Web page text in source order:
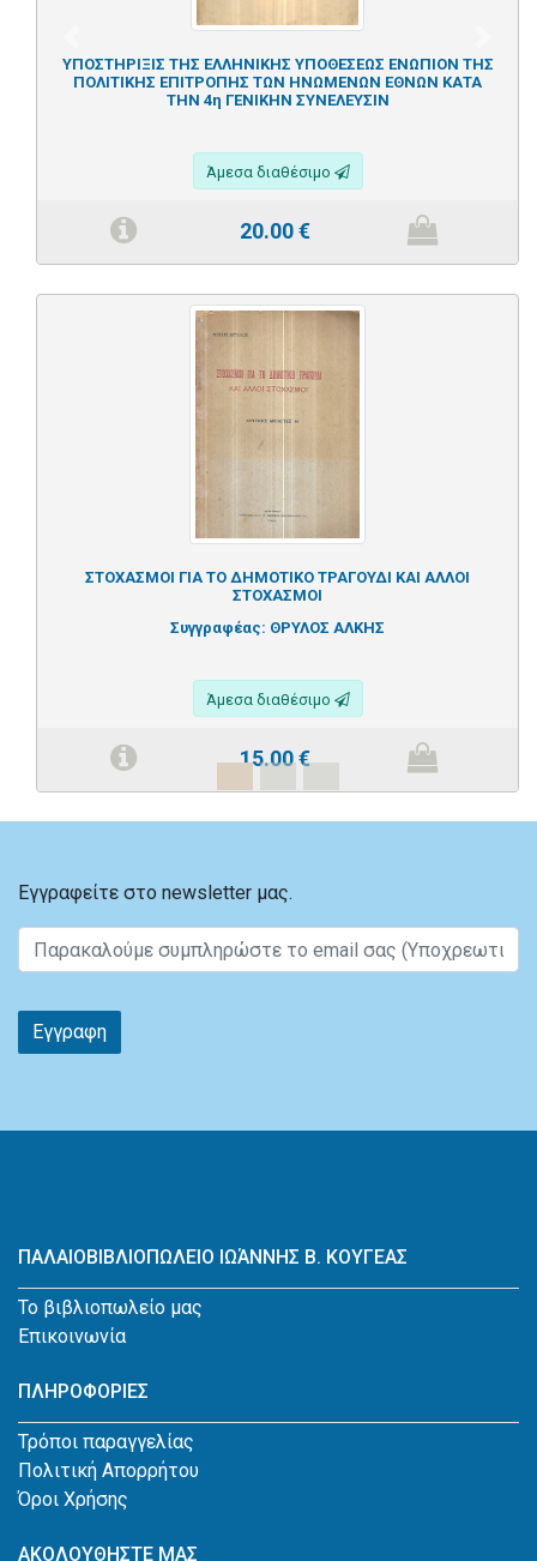
ΥΠΟΣΤΗΡΙΞΙΣ ΤΗΣ ΕΛΛΗΝΙΚΗΣ ΥΠΟΘΕΣΕΩΣ ΕΝΩΠΙΟΝ ΤΗΣ
ΠΟΛΙΤΙΚΗΣ ΕΠΙΤΡΟΠΗΣ ΤΩΝ ΗΝΩΜΕΝΩΝ ΕΘΝΩΝ ΚΑΤΑ
ΤΗΝ 4η ΓΕΝΙΚΗΝ ΣΥΝΕΛΕΥΣΙΝ
Άμεσα διαθέσιμο
20.00€
ΣΤΟΧΑΣΜΟΙ ΓΙΑ ΤΟ ΔΗΜΟΤΙΚΟ ΤΡΑΓΟΥΔΙ ΚΑΙ ΑΛΛΟΙ
ΣΤΟΧΑΣΜΟΙ
Συγγραφέας: ΘΡΥΛΟΣ ΑΛΚΗΣ
Άμεσα διαθέσιμο
15.00€
Εγγραφείτε στο newsletter μας.
Εγγραφη
ΠΑΛΑΙΟΒΙΒΛΙΟΠΩΛΕΙΟ ΙΩΆΝΝΗΣ Β. ΚΟΥΓΕΑΣ
Το βιβλιοπωλείο μας
Επικοινωνία
ΠΛΗΡΟΦΟΡΙΕΣ
Τρόποι παραγγελίας
Πολιτική Απορρήτου
Όροι Χρήσης
ΑΚΟΛΟΥΘΗΣΤΕ ΜΑΣ